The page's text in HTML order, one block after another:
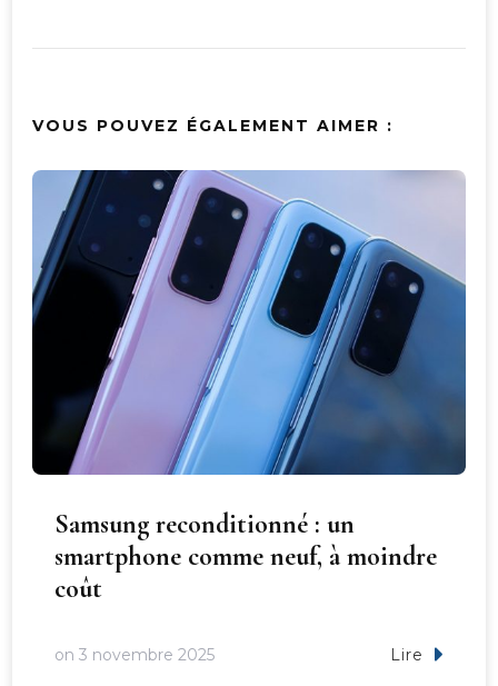
VOUS POUVEZ ÉGALEMENT AIMER :
Samsung reconditionné : un
smartphone comme neuf, à moindre
coût
on 3 novembre 2025 Lire